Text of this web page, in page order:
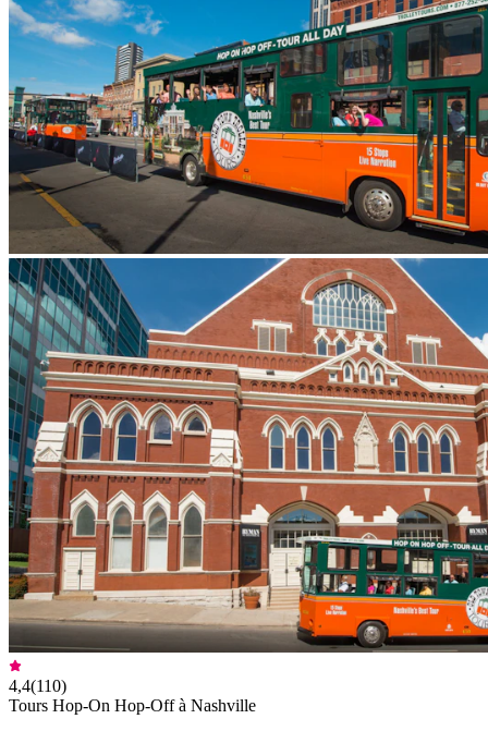
4,4(110)
Tours Hop-On Hop-Off à Nashville